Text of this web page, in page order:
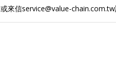
或來信service@value-